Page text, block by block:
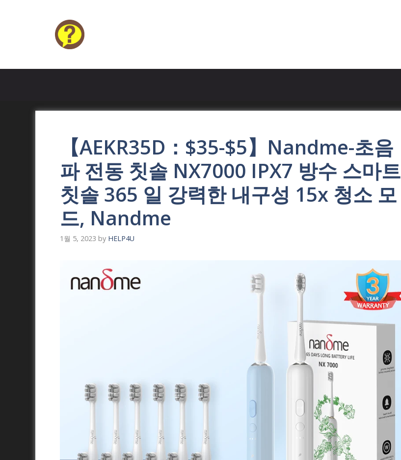
【AEKR35D：$35-$5】Nandme-초음
파 전동 칫솔 NX7000 IPX7 방수 스마트
칫솔 365 일 강력한 내구성 15x 청소 모
드, Nandme
1월 5, 2023 by HELP4U